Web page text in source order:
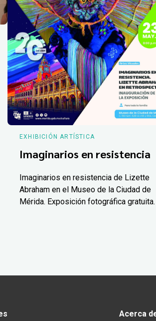
EXHIBICIÓN ARTÍSTICA
Imaginarios en resistencia
Imaginarios en resistencia de Lizette
Abraham en el Museo de la Ciudad de
Mérida. Exposición fotográfica gratuita.
Acerca